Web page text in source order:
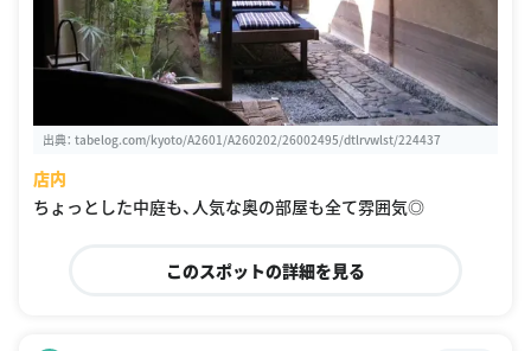
出典： tabelog.com/kyoto/A2601/A260202/26002495/dtlrvwlst/224437
店内
ちょっとした中庭も、人気な奥の部屋も全て雰囲気◎
このスポットの詳細を見る